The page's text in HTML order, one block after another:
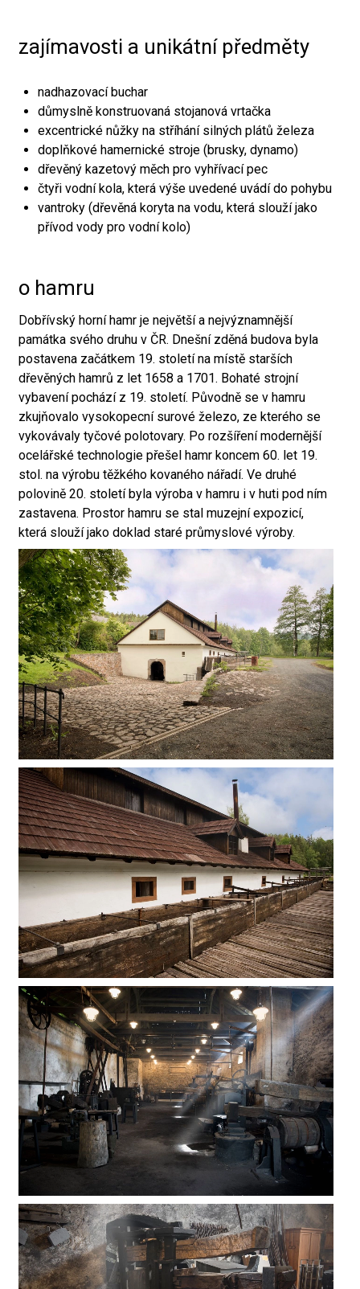
zajímavosti a unikátní předměty
nadhazovací buchar
důmyslně konstruovaná stojanová vrtačka
excentrické nůžky na stříhání silných plátů železa
doplňkové hamernické stroje (brusky, dynamo)
dřevěný kazetový měch pro vyhřívací pec
čtyři vodní kola, která výše uvedené uvádí do pohybu
vantroky (dřevěná koryta na vodu, která slouží jako
přívod vody pro vodní kolo)
o hamru
Dobřívský horní hamr je největší a nejvýznamnější
památka svého druhu v ČR. Dnešní zděná budova byla
postavena začátkem 19. století na místě starších
dřevěných hamrů z let 1658 a 1701. Bohaté strojní
vybavení pochází z 19. století. Původně se v hamru
zkujňovalo vysokopecní surové železo, ze kterého se
vykovávaly tyčové polotovary. Po rozšíření modernější
ocelářské technologie přešel hamr koncem 60. let 19.
stol. na výrobu těžkého kovaného nářadí. Ve druhé
polovině 20. století byla výroba v hamru i v huti pod ním
zastavena. Prostor hamru se stal muzejní expozicí,
která slouží jako doklad staré průmyslové výroby.